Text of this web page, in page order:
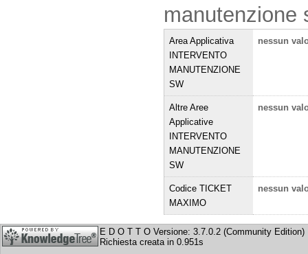
manutenzione
Area Applicativa
INTERVENTO
MANUTENZIONE
SW
nessun
Altre Aree
Applicative
INTERVENTO
MANUTENZIONE
SW
nessun
Codice TICKET
MAXIMO
nessun
E D O T T O Versione: 3.7.0.2 (Community Edition)
Richiesta creata in 0.951s